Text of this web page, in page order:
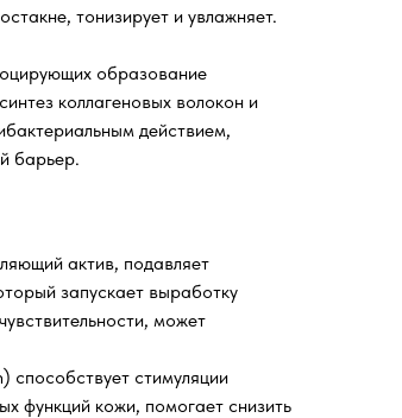
тонизирует и увлажняет.
образование
коллагеновых волокон и
действием,
барьер.
актив, подавляет
запускает выработку
может
стимуляции
функций кожи, помогает снизить